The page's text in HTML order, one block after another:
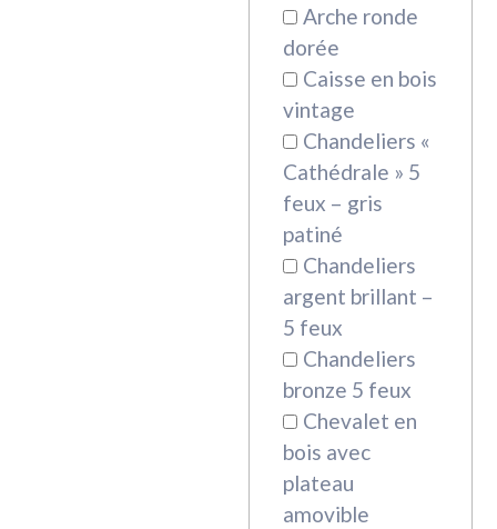
Arche ronde
dorée
Caisse en bois
vintage
Chandeliers «
Cathédrale » 5
feux – gris
patiné
Chandeliers
argent brillant –
5 feux
Chandeliers
bronze 5 feux
Chevalet en
bois avec
plateau
amovible